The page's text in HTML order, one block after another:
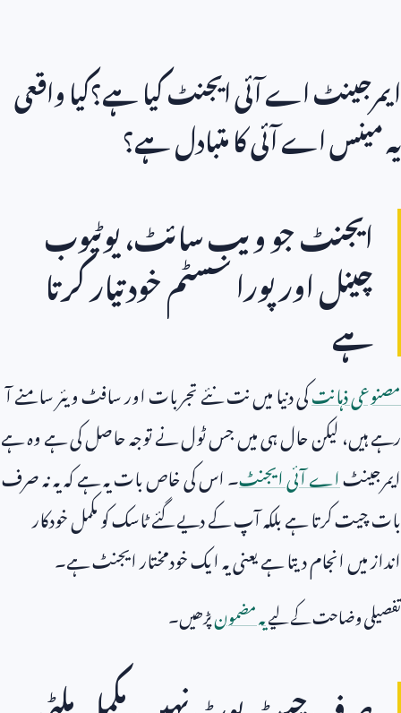
ایمرجینٹ اے آئی ایجنٹ کیا ہے؟کیا واقعی
یہ مینس اے آئی کا متبادل ہے؟
ایجنٹ جو ویب سائٹ، یوٹیوب
چینل اور پورا سسٹم خود تیار کرتا
ہے
مصنوعی ذہانتکی دنیا میں نت نئے تجربات اور سافٹ ویئر سامنے آ
رہے ہیں، لیکن حال ہی میں جس ٹول نے توجہ حاصل کی ہے وہ ہے
ایمرجینٹاے آئی ایجنٹ۔ اس کی خاص بات یہ ہے کہ یہ نہ صرف
بات چیت کرتا ہے بلکہ آپ کے دیے گئے ٹاسک کو مکمل خودکار
انداز میں انجام دیتا ہے یعنی یہ ایک خودمختار ایجنٹ ہے۔
تفصیلی وضاحت کے لیےیہ مضمونپڑھیں۔